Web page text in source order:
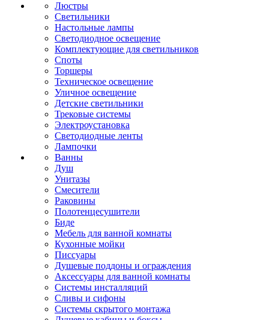
Люстры
Светильники
Настольные лампы
Светодиодное освещение
Комплектующие для светильников
Споты
Торшеры
Техническое освещение
Уличное освещение
Детские светильники
Трековые системы
Электроустановка
Светодиодные ленты
Лампочки
Ванны
Душ
Унитазы
Смесители
Раковины
Полотенцесушители
Биде
Мебель для ванной комнаты
Кухонные мойки
Писсуары
Душевые поддоны и ограждения
Аксессуары для ванной комнаты
Системы инсталляций
Сливы и сифоны
Системы скрытого монтажа